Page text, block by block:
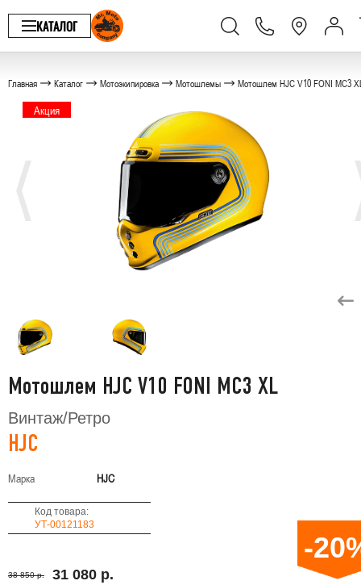
КАТАЛОГ
Главная Каталог Мотоэкипировка Мотошлемы Мотошлем HJC V10 FONI MC3
Акция
Мотошлем HJC V10 FONI MC3 XL
Винтаж/Ретро
HJC
Марка HJC
Код товара:
УТ-00121183
38 850 р. 31 080 р.
-